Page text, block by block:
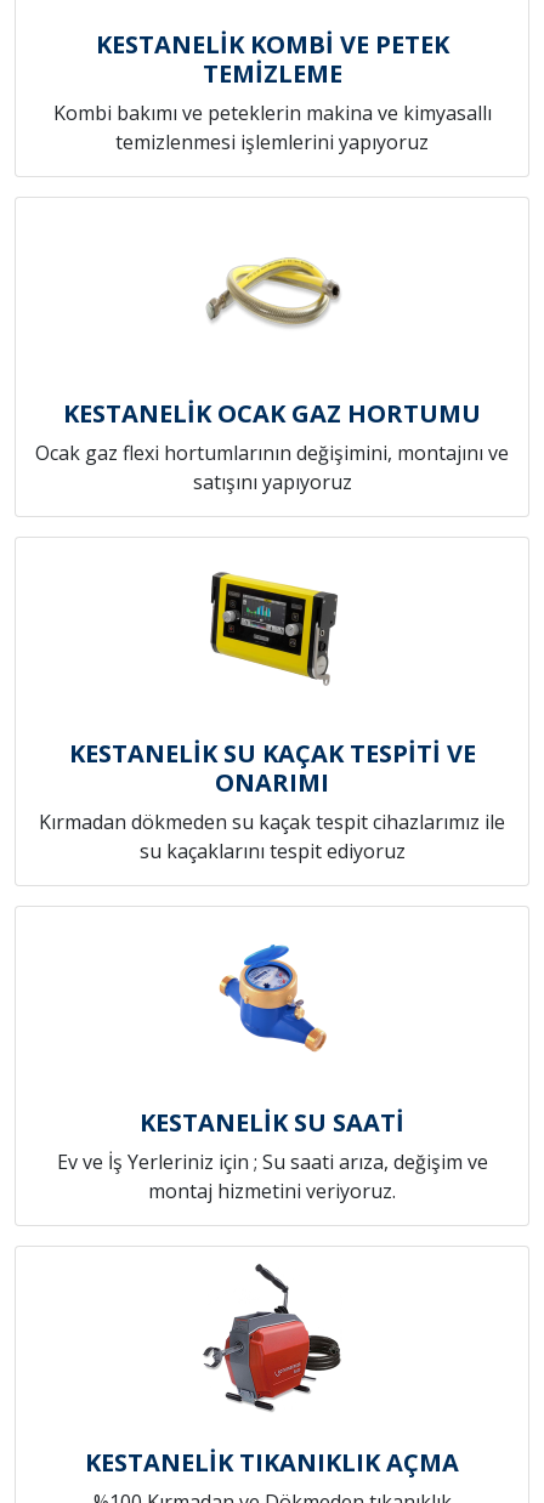
KESTANELİK KOMBİ VE PETEK
TEMİZLEME
Kombi bakımı ve peteklerin makina ve kimyasallı
temizlenmesi işlemlerini yapıyoruz
KESTANELİK OCAK GAZ HORTUMU
Ocak gaz flexi hortumlarının değişimini, montajını ve
satışını yapıyoruz
KESTANELİK SU KAÇAK TESPİTİ VE
ONARIMI
Kırmadan dökmeden su kaçak tespit cihazlarımız ile
su kaçaklarını tespit ediyoruz
KESTANELİK SU SAATİ
Ev ve İş Yerleriniz için ; Su saati arıza, değişim ve
montaj hizmetini veriyoruz.
KESTANELİK TIKANIKLIK AÇMA